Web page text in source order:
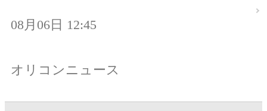
08月06日 12:45
オリコンニュース